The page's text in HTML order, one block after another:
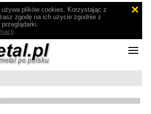
plików cookies. Korzystając z
zgodę na ich użycie zgodnie z
.